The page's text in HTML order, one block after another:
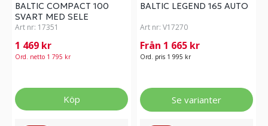
BALTIC COMPACT 100
SVART MED SELE
Art nr: 17351
1 469 kr
Ord. netto 1 795 kr
Köp
BALTIC LEGEND 165 AUTO
Art nr: V17270
Från 1 665 kr
Ord. pris 1 995 kr
Se varianter